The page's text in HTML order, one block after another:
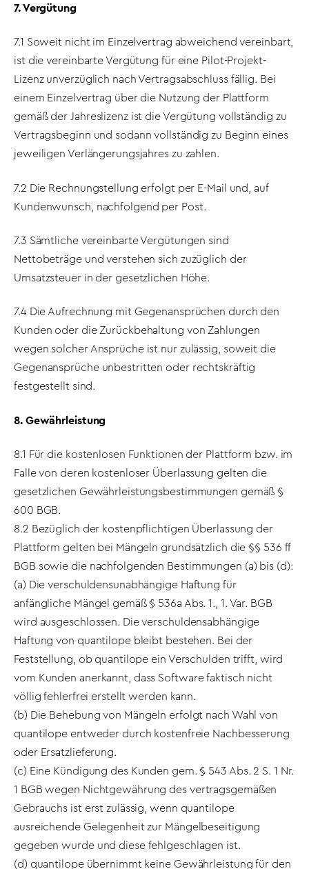
7. Vergütung
7.1 Soweit nicht im Einzelvertrag abweichend vereinbart,
ist die vereinbarte Vergütung für eine Pilot-Projekt-
Lizenz unverzüglich nach Vertragsabschluss fällig. Bei
einem Einzelvertrag über die Nutzung der Plattform
gemäß der Jahreslizenz ist die Vergütung vollständig zu
Vertragsbeginn und sodann vollständig zu Beginn eines
jeweiligen Verlängerungsjahres zu zahlen.
7.2 Die Rechnungstellung erfolgt per E-Mail und, auf
Kundenwunsch, nachfolgend per Post.
7.3 Sämtliche vereinbarte Vergütungen sind
Nettobeträge und verstehen sich zuzüglich der
Umsatzsteuer in der gesetzlichen Höhe.
7.4 Die Aufrechnung mit Gegenansprüchen durch den
Kunden oder die Zurückbehaltung von Zahlungen
wegen solcher Ansprüche ist nur zulässig, soweit die
Gegenansprüche unbestritten oder rechtskräftig
festgestellt sind.
8. Gewährleistung
8.1 Für die kostenlosen Funktionen der Plattform bzw. im
Falle von deren kostenloser Überlassung gelten die
gesetzlichen Gewährleistungsbestimmungen gemäß §
600 BGB.
8.2 Bezüglich der kostenpflichtigen Überlassung der
Plattform gelten bei Mängeln grundsätzlich die §§ 536 ff
BGB sowie die nachfolgenden Bestimmungen (a) bis (d):
(a) Die verschuldensunabhängige Haftung für
anfängliche Mängel gemäß § 536a Abs. 1., 1. Var. BGB
wird ausgeschlossen. Die verschuldensabhängige
Haftung von quantilope bleibt bestehen. Bei der
Feststellung, ob quantilope ein Verschulden trifft, wird
vom Kunden anerkannt, dass Software faktisch nicht
völlig fehlerfrei erstellt werden kann.
(b) Die Behebung von Mängeln erfolgt nach Wahl von
quantilope entweder durch kostenfreie Nachbesserung
oder Ersatzlieferung.
(c) Eine Kündigung des Kunden gem. § 543 Abs. 2 S. 1 Nr.
1 BGB wegen Nichtgewährung des vertragsgemäßen
Gebrauchs ist erst zulässig, wenn quantilope
ausreichende Gelegenheit zur Mängelbeseitigung
gegeben wurde und diese fehlgeschlagen ist.
(d) quantilope übernimmt keine Gewährleistung für den